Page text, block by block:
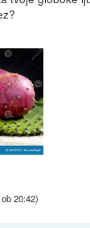
20:42)